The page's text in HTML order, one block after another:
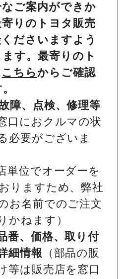
ご案内ができか
りのトヨタ販売
ださいますよう
す。最寄りのト
こちら からご確認
障、点検、修理等
口におクルマの状
必要がございま
単位でオーダーを
りますため、弊社
お名前でのご注文
かねます）
番、価格、取り付
細情報 （部品の販
等は販売店を窓口